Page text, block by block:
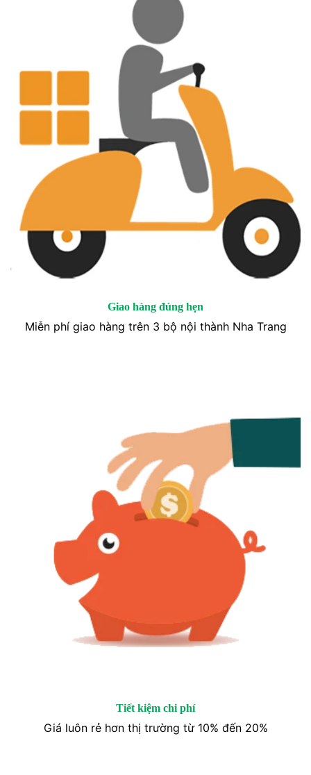
Giao hàng đúng hẹn
Miễn phí giao hàng trên 3 bộ nội thành Nha Trang
Tiết kiệm chi phí
Giá luôn rẻ hơn thị trường từ 10% đến 20%